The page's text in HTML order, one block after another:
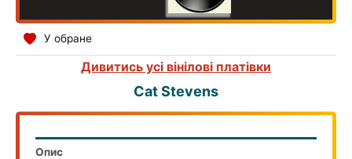
У обране
Дивитись усі вінілові платівки
Cat Stevens
Опис